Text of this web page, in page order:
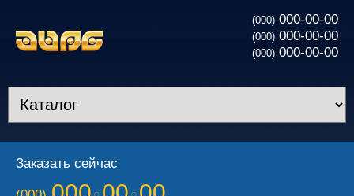
(000) 000-00-00
(000) 000-00-00
(000) 000-00-00
Заказать сейчас